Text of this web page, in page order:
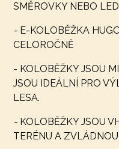
SMĚROVKY NEBO
- E-KOLOBĚŽKA
CELOROČNĚ
- KOLOBĚŽKY JSOU
JSOU IDEÁLNÍ PRO
LESA.
- KOLOBĚŽKY JSOU
TERÉNU A